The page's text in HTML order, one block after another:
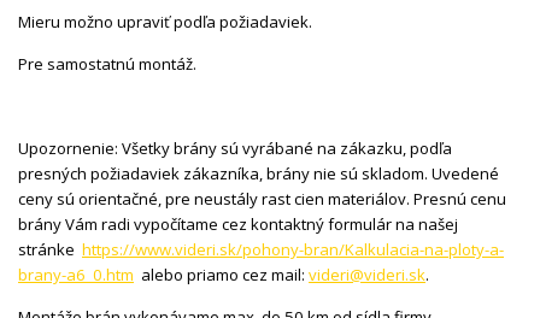
Mieru možno upraviť podľa požiadaviek.
Pre samostatnú montáž.
Upozornenie: Všetky brány sú vyrábané na zákazku, podľa
presných požiadaviek zákazníka, brány nie sú skladom. Uvedené
ceny sú orientačné, pre neustály rast cien materiálov. Presnú cenu
brány Vám radi vypočítame cez kontaktný formulár na našej
stránke https://www.videri.sk/pohony-bran/Kalkulacia-na-ploty-a-
brany-a6_0.htm alebo priamo cez mail: videri@videri.sk.